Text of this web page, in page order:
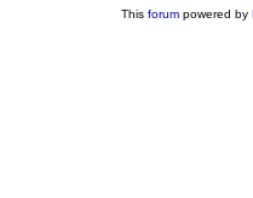
This forumpowered by